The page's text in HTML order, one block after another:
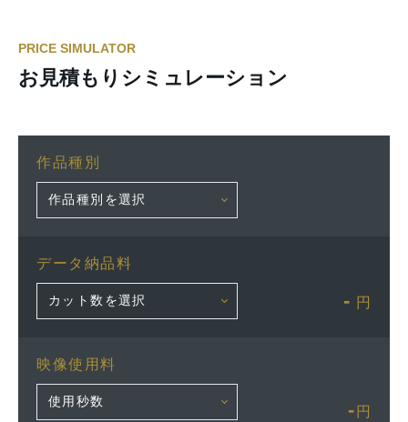
PRICE SIMULATOR
お見積もりシミュレーション
作品種別
データ納品料
- 円
映像使用料
- 円